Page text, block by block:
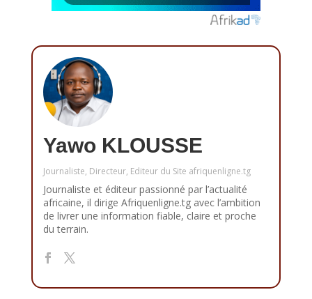
Yawo KLOUSSE
Journaliste, Directeur, Editeur du Site afriquenligne.tg
Journaliste et éditeur passionné par l’actualité
africaine, il dirige Afriquenligne.tg avec l’ambition
de livrer une information fiable, claire et proche
du terrain.